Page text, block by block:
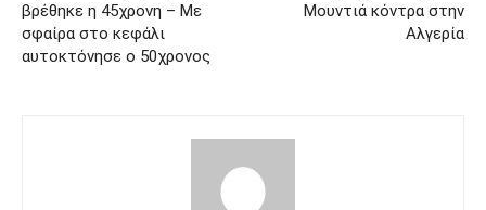
βρέθηκε η 45χρονη – Με
σφαίρα στο κεφάλι
αυτοκτόνησε ο 50χρονος
Μουντιά κόντρα στην
Αλγερία